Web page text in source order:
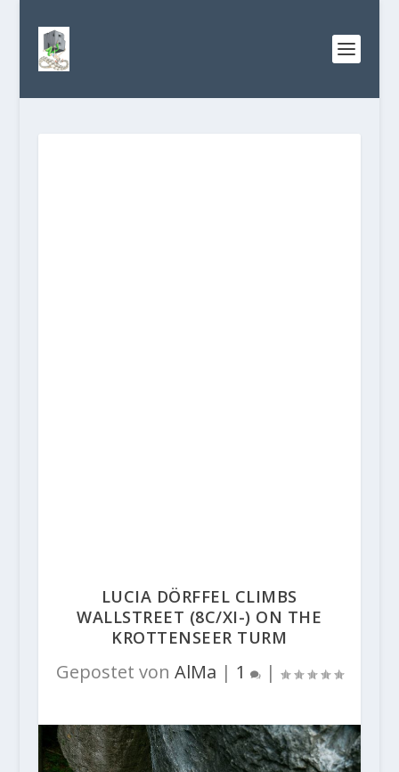
LUCIA DÖRFFEL CLIMBS
WALLSTREET (8C/XI-) ON THE
KROTTENSEER TURM
Gepostet von AlMa | 1 |